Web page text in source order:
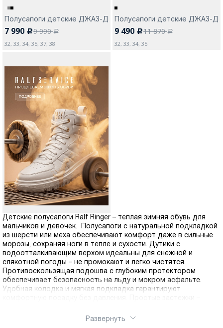
Полусапоги детские ДЖАЗ-Д
7 990 c9 990a
32, 33, 34, 35, 37, 38
Полусапоги детские ДЖАЗ-Д
9 490 c11 870a
32, 33, 34, 35
Детские полусапоги Ralf Ringer – теплая зимняя обувь для
мальчиков и девочек. Полусапоги с натуральной подкладкой
из шерсти или меха обеспечивают комфорт даже в сильные
морозы, сохраняя ноги в тепле и сухости. Дутики с
водоотталкивающим верхом идеальны для снежной и
слякотной погоды – не промокают и легко чистятся.
Противоскользящая подошва с глубоким протектором
обеспечивает безопасность на льду и мокром асфальте.
Удобная колодка и мягкая подкладка гарантируют
Развернуть